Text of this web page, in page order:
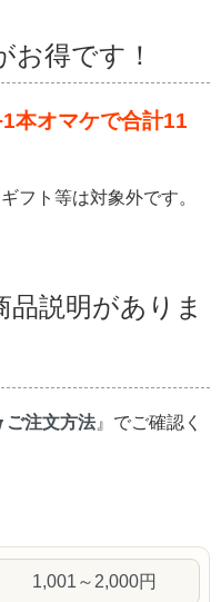
お得です！
本オマケで合計11
フト等は対象外です。
説明がありま
ご注文方法 』でご確認く
1,001～2,000円